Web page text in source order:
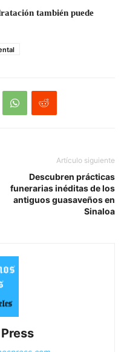
también puede
Artículo siguiente
Descubren prácticas
funerarias inéditas de los
antiguos guasaveños en
Sinaloa